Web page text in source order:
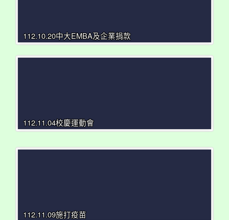
112.10.20中大EMBA及企業捐款
112.11.04校慶運動會
112.11.09施打疫苗